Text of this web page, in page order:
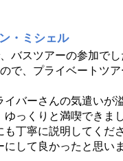
・ミシェル
バスツアーの参加で
で、プライベートツ
イバーさんの気遣いが
ゆっくりと満喫できま
も丁寧に説明してくだ
して良かったと思いま